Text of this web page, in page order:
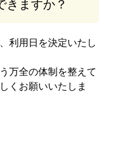
利用日を決定いたし
万全の体制を整えて
くお願いいたしま